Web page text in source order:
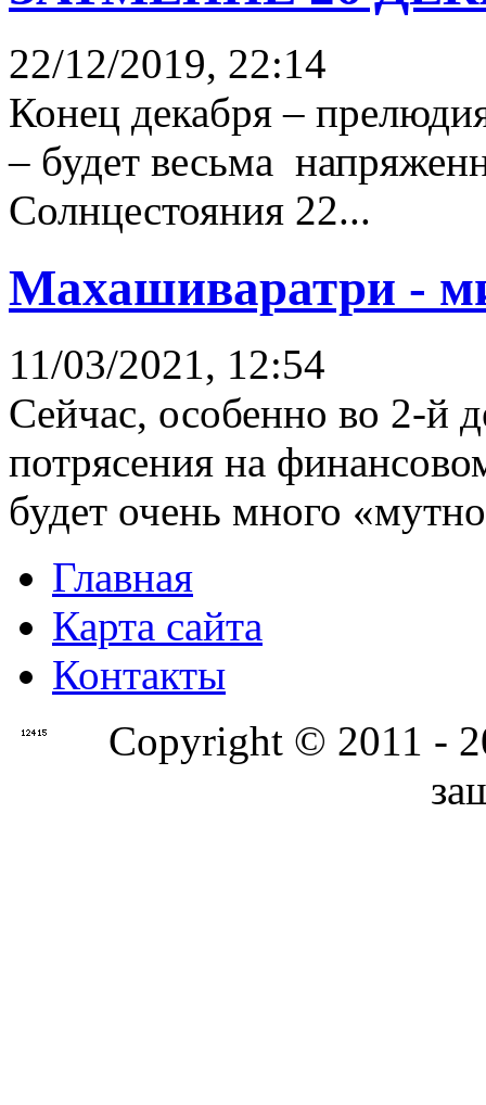
22/12/2019, 22:14
Конец декабря –
– будет весьма
Солнцестояния 22...
Махашиваратри -
11/03/2021, 12:54
Сейчас, особенно во 2-й
потрясения на
будет очень много
Главная
Карта сайта
Контакты
Copyright © 2011 -